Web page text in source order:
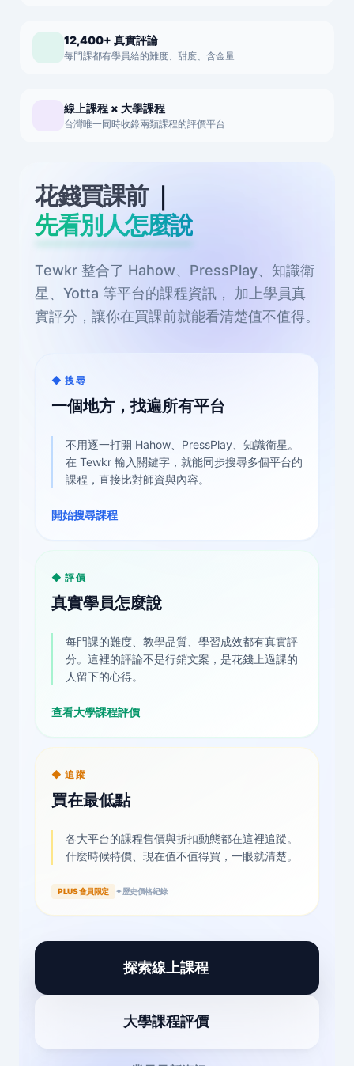
12,400+ 真實評論
每門課都有學員給的難度、甜度、含金量
線上課程 × 大學課程
台灣唯一同時收錄兩類課程的評價平台
花錢買課前｜
先看別人怎麼說
Tewkr 整合了 Hahow、PressPlay、知識衛
星、Yotta 等平台的課程資訊，
加上學員真
實評分，讓你在買課前就能看清楚值不值得。
◆ 搜尋
一個地方，找遍所有平台
不用逐一打開 Hahow、PressPlay、知識衛星。
在 Tewkr 輸入關鍵字，就能同步搜尋多個平台的
課程，直接比對師資與內容。
開始搜尋課程
◆ 評價
真實學員怎麼說
每門課的難度、教學品質、學習成效都有真實評
分。這裡的評論不是行銷文案，是花錢上過課的
人留下的心得。
查看大學課程評價
◆ 追蹤
買在最低點
各大平台的課程售價與折扣動態都在這裡追蹤。
什麼時候特價、現在值不值得買，一眼就清楚。
PLUS 會員限定 ✦ 歷史價格紀錄
探索線上課程
大學課程評價